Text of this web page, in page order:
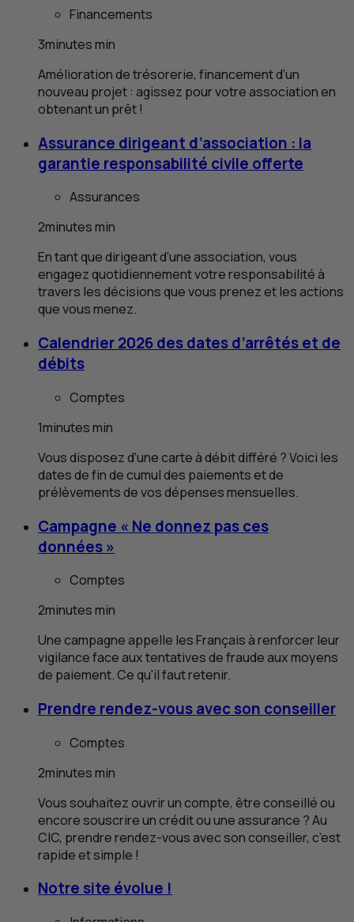
Financements
3minutesmin
Amélioration de trésorerie, financement d’un
nouveau projet : agissez pour votre association en
obtenant un prêt !
Assurance dirigeant d’association : la
garantie responsabilité civile offerte
Assurances
2minutesmin
En tant que dirigeant d’une association, vous
engagez quotidiennement votre responsabilité à
travers les décisions que vous prenez et les actions
que vous menez.
Calendrier 2026 des dates d’arrêtés et de
débits
Comptes
1minutesmin
Vous disposez d’une carte à débit différé ? Voici les
dates de fin de cumul des paiements et de
prélèvements de vos dépenses mensuelles.
Campagne « Ne donnez pas ces
données »
Comptes
2minutesmin
Une campagne appelle les Français à renforcer leur
vigilance face aux tentatives de fraude aux moyens
de paiement. Ce qu'il faut retenir.
Prendre rendez-vous avec son conseiller
Comptes
2minutesmin
Vous souhaitez ouvrir un compte, être conseillé ou
encore souscrire un crédit ou une assurance ? Au
CIC, prendre rendez-vous avec son conseiller, c’est
rapide et simple !
Notre site évolue !